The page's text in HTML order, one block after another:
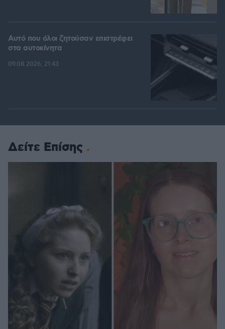
Αυτό που όλοι ζητούσαν επιστρέφει
στα αυτοκίνητα
09.08.2026, 21:43
Δείτε Επίσης